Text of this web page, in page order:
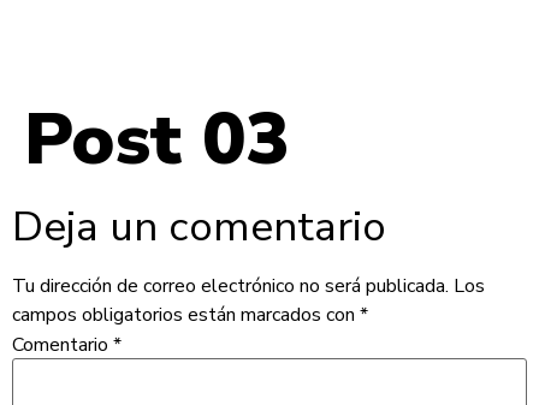
Post 03
Deja un comentario
Tu dirección de correo electrónico no será publicada. Los
campos obligatorios están marcados con *
Comentario *